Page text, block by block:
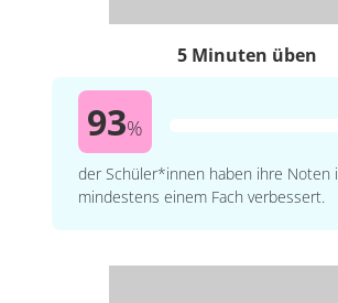
5 Minuten üben
93%
der Schüler*innen haben ihre Noten
mindestens einem Fach verbessert.